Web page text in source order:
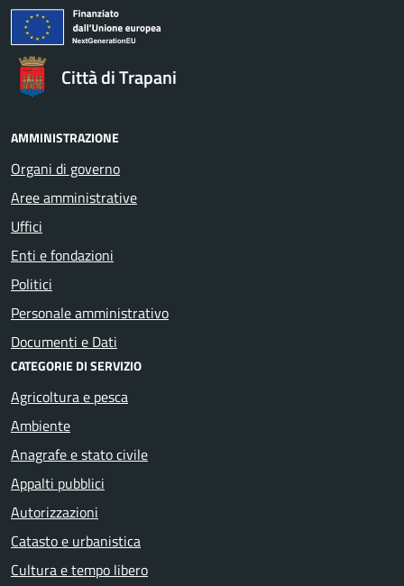
Città di Trapani
AMMINISTRAZIONE
Organi di governo
Aree amministrative
Uffici
Enti e fondazioni
Politici
Personale amministrativo
Documenti e Dati
CATEGORIE DI SERVIZIO
Agricoltura e pesca
Ambiente
Anagrafe e stato civile
Appalti pubblici
Autorizzazioni
Catasto e urbanistica
Cultura e tempo libero